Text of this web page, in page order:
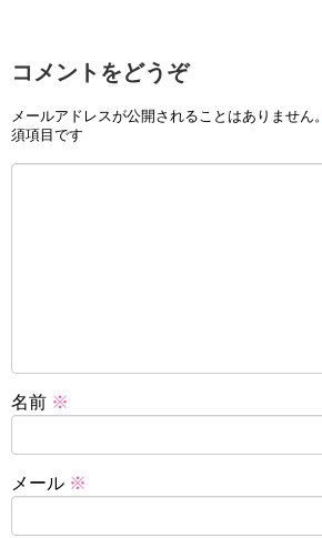
コメントをどうぞ
メールアドレスが公開されることはありません。
須項目です
名前 ※
メール ※